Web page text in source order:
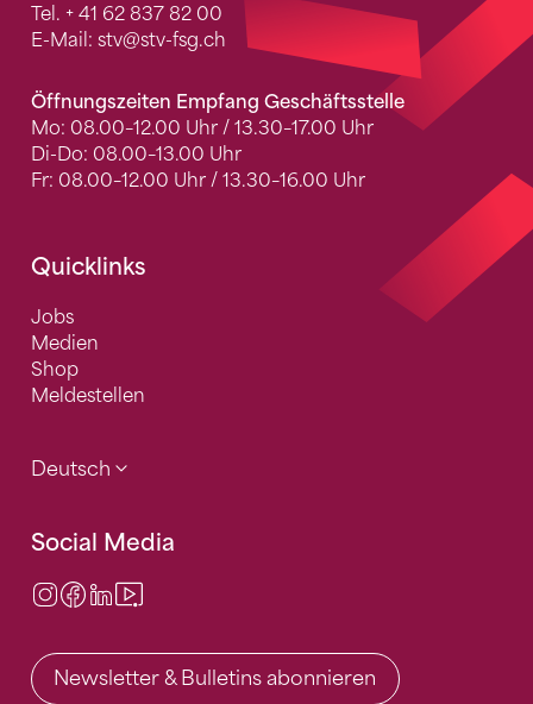
Tel. + 41 62 837 82 00
E-Mail: stv@stv-fsg.ch
Öffnungszeiten Empfang Geschäftsstelle
Mo: 08.00–12.00 Uhr / 13.30–17.00 Uhr
Di-Do: 08.00–13.00 Uhr
Fr: 08.00–12.00 Uhr / 13.30–16.00 Uhr
Quicklinks
Jobs
Medien
Shop
Meldestellen
Deutsch
Social Media
Instagram
Facebook
LinkedIn
Newsletter & Bulletins abonnieren